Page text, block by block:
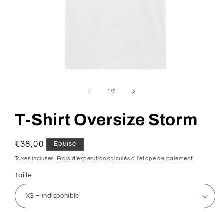
une
fenêtre
1 /de
2
T-Shirt Oversize Storm
Prix
habituel
€38,00 Épuisé
Taxes incluses. Frais d'expédition calculés à l'étape de paiement.
Taille